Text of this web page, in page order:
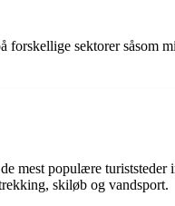
sektorer
populære
skiløb og vandsport.